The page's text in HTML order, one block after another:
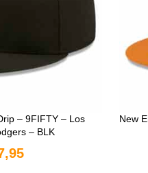
– 9FIFTY – Los
– BLK
New